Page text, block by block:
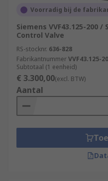
Voorradig bij de
Siemens VVF43.125-200 /
Control Valve
RS-stocknr. 636-828
FabrikantnummerVVF43.125-
Subtotaal (1 eenheid)
€ 3.300,00(excl. BTW)
Aantal